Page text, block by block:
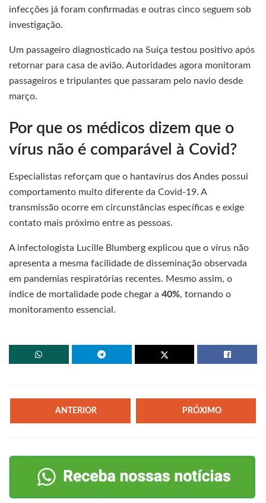
infecções já foram confirmadas e outras cinco seguem sob
investigação.
Um passageiro diagnosticado na Suíça testou positivo após
retornar para casa de avião. Autoridades agora monitoram
passageiros e tripulantes que passaram pelo navio desde
março.
Por que os médicos dizem que o
vírus não é comparável à Covid?
Especialistas reforçam que o hantavírus dos Andes possui
comportamento muito diferente da Covid-19. A
transmissão ocorre em circunstâncias específicas e exige
contato mais próximo entre as pessoas.
A infectologista Lucille Blumberg explicou que o vírus não
apresenta a mesma facilidade de disseminação observada
em pandemias respiratórias recentes. Mesmo assim, o
índice de mortalidade pode chegar a 40%, tornando o
monitoramento essencial.
ANTERIOR PRÓXIMO